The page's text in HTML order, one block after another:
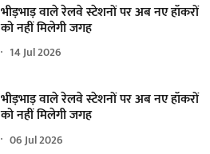
भीड़भाड़ वाले रेलवे स्टेशनों पर अब नए हॉकरों
को नहीं मिलेगी जगह
14 Jul 2026
भीड़भाड़ वाले रेलवे स्टेशनों पर अब नए हॉकरों
को नहीं मिलेगी जगह
06 Jul 2026